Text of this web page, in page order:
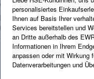
abonnieren und
E-Mail erhalten. Als
Gutschein. Eine